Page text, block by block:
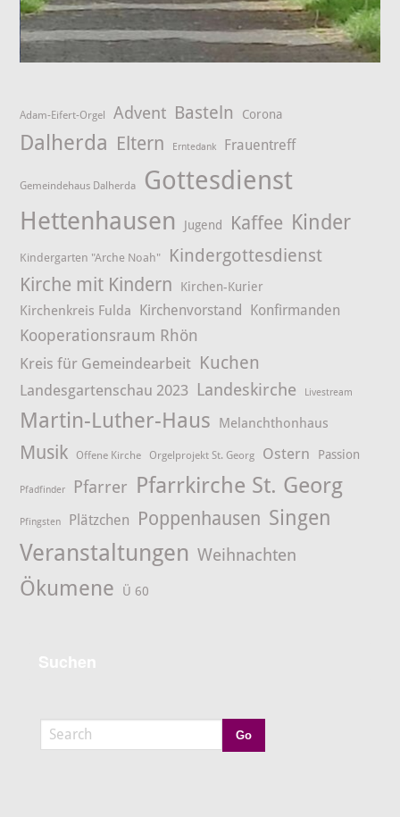
Adam-Eifert-Orgel Advent Basteln Corona
Dalherda Eltern Erntedank Frauentreff
Gemeindehaus Dalherda Gottesdienst
Hettenhausen Jugend Kaffee Kinder
Kindergarten "Arche Noah" Kindergottesdienst
Kirche mit Kindern Kirchen-Kurier
Kirchenkreis Fulda Kirchenvorstand Konfirmanden
Kooperationsraum Rhön
Kreis für Gemeindearbeit Kuchen
Landesgartenschau 2023 Landeskirche Livestream
Martin-Luther-Haus Melanchthonhaus
Musik Offene Kirche Orgelprojekt St. Georg Ostern Passion
Pfadfinder Pfarrer Pfarrkirche St. Georg
Pfingsten Plätzchen Poppenhausen Singen
Veranstaltungen Weihnachten
Ökumene Ü 60